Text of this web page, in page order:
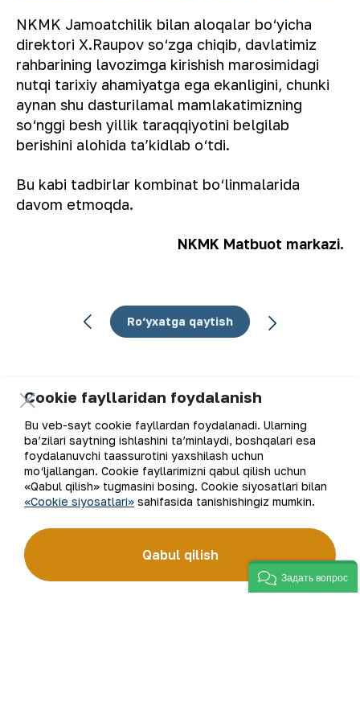
NKMK Jamoatchilik bilan aloqalar bo‘yicha
direktori X.Raupov so‘zga chiqib, davlatimiz
rahbarining lavozimga kirishish marosimidagi
nutqi tarixiy ahamiyatga ega ekanligini, chunki
aynan shu dasturilamal mamlakatimizning
so‘nggi besh yillik taraqqiyotini belgilab
berishini alohida taʼkidlab o‘tdi.
Bu kabi tadbirlar kombinat bo‘linmalarida
davom etmoqda.
NKMK Matbuot markazi.
Ro‘yxatga qaytish
Elektron pochta manzili
Yangilanishlarga obuna bo'ling
“Navoiy kon-metallurgiya kombinati” AJ (“NKMK” AJ)
jahonda oltin ishlab chiqaruvchi yirik kompaniyalar
to‘rttaligiga kiradi. Kombinat yer osti boyliklari zaxiralarini
geologik qidirish, qazib olish va qayta ishlashdan to tayyor
mahsulot olishgacha bo‘lgan ishlab chiqarish jarayonlari
Cookie fayllaridan foydalanish
Bu veb-sayt cookie fayllardan foydalanadi. Ularning
ba’zilari saytning ishlashini ta’minlaydi, boshqalari esa
foydalanuvchi taassurotini yaxshilash uchun
mo‘ljallangan. Cookie fayllarimizni qabul qilish uchun
«Qabul qilish» tugmasini bosing. Cookie siyosatlari bilan
«Cookie siyosatlari» sahifasida tanishishingiz mumkin.
Qabul qilish
Задать вопрос